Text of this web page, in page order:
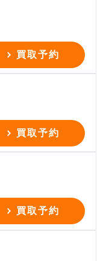
買取予約
買取予約
買取予約